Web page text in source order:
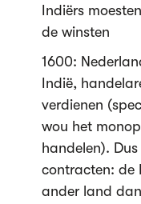
Indiërs
de winsten
1600:
Indië,
verdienen
wou het
handelen).
contracten: de
ander land